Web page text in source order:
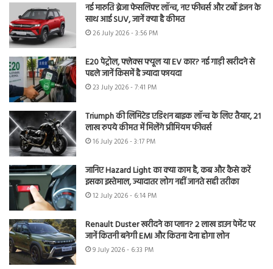
नई मारुति ब्रेजा फेसलिफ्ट लॉन्च, नए फीचर्स और टर्बो इंजन के
साथ आई SUV, जानें क्या है कीमत
26 July 2026 - 3:56 PM
E20 पेट्रोल, फ्लेक्स फ्यूल या EV कार? नई गाड़ी खरीदने से
पहले जानें किसमें है ज्यादा फायदा
23 July 2026 - 7:41 PM
Triumph की लिमिटेड एडिशन बाइक लॉन्च के लिए तैयार, 21
लाख रुपये कीमत में मिलेंगे प्रीमियम फीचर्स
16 July 2026 - 3:17 PM
जानिए Hazard Light का क्या काम है, कब और कैसे करें
इसका इस्तेमाल, ज्यादातर लोग नहीं जानते सही तरीका
12 July 2026 - 6:14 PM
Renault Duster खरीदने का प्लान? 2 लाख डाउन पेमेंट पर
जानें कितनी बनेगी EMI और कितना देना होगा लोन
9 July 2026 - 6:33 PM